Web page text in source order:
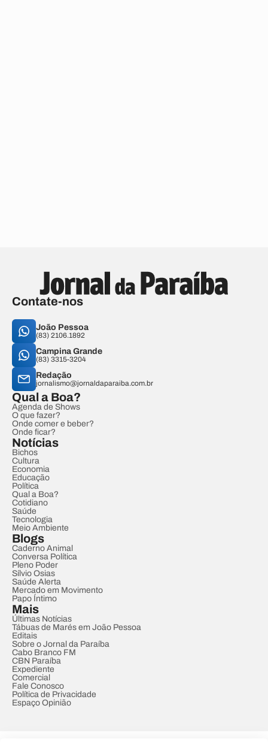
Contate-nos
João Pessoa
(83) 2106.1892
Campina Grande
(83) 3315-3204
Redação
jornalismo@jornaldaparaiba.com.br
Qual a Boa?
Agenda de Shows
O que fazer?
Onde comer e beber?
Onde ficar?
Notícias
Bichos
Cultura
Economia
Educação
Política
Qual a Boa?
Cotidiano
Saúde
Tecnologia
Meio Ambiente
Blogs
Caderno Animal
Conversa Política
Pleno Poder
Sílvio Osias
Saúde Alerta
Mercado em Movimento
Papo Íntimo
Mais
Últimas Notícias
Tábuas de Marés em João Pessoa
Editais
Sobre o Jornal da Paraíba
Cabo Branco FM
CBN Paraíba
Expediente
Comercial
Fale Conosco
Política de Privacidade
Espaço Opinião